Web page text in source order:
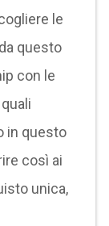
le
questo
con le
in questo
così ai
unica,